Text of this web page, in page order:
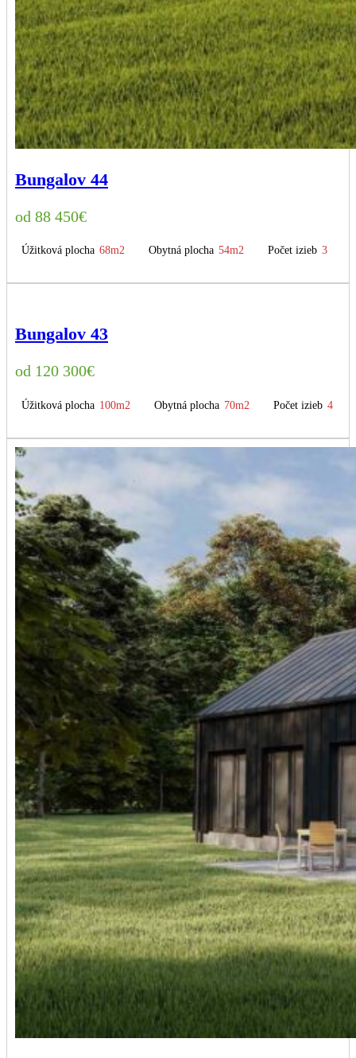
Bungalov 44
88 450€
Úžitková plocha 68m2 Obytná plocha 54m2 Počet izieb 3
Bungalov 43
120 300€
Úžitková plocha 100m2 Obytná plocha 70m2 Počet izieb 4